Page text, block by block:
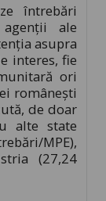
întrebări
ale
asupra
interes, fie
ori
româneşti
de doar
alte state
MPE),
(27,24